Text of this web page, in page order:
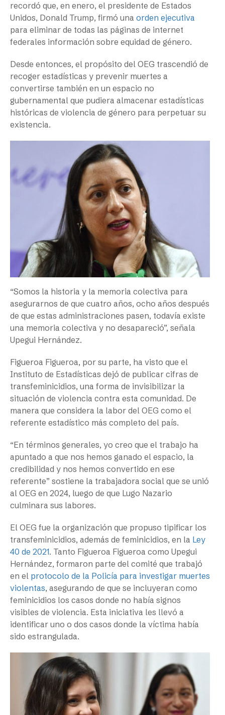
recordó que, en enero, el presidente de Estados
Unidos, Donald Trump, firmó una orden ejecutiva
para eliminar de todas las páginas de internet
federales información sobre equidad de género.
Desde entonces, el propósito del OEG trascendió de
recoger estadísticas y prevenir muertes a
convertirse también en un espacio no
gubernamental que pudiera almacenar estadísticas
históricas de violencia de género para perpetuar su
existencia.
“Somos la historia y la memoria colectiva para
asegurarnos de que cuatro años, ocho años después
de que estas administraciones pasen, todavía existe
una memoria colectiva y no desapareció”, señala
Upegui Hernández.
Figueroa Figueroa, por su parte, ha visto que el
Instituto de Estadísticas dejó de publicar cifras de
transfeminicidios, una forma de invisibilizar la
situación de violencia contra esta comunidad. De
manera que considera la labor del OEG como el
referente estadístico más completo del país.
“En términos generales, yo creo que el trabajo ha
apuntado a que nos hemos ganado el espacio, la
credibilidad y nos hemos convertido en ese
referente” sostiene la trabajadora social que se unió
al OEG en 2024, luego de que Lugo Nazario
culminara sus labores.
El OEG fue la organización que propuso tipificar los
transfeminicidios, además de feminicidios, en la Ley
40 de 2021. Tanto Figueroa Figueroa como Upegui
Hernández, formaron parte del comité que trabajó
en el protocolo de la Policía para investigar muertes
violentas, asegurando de que se incluyeran como
feminicidios los casos donde no había signos
visibles de violencia. Esta iniciativa les llevó a
identificar uno o dos casos donde la víctima había
sido estrangulada.